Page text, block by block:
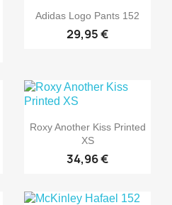
Adidas Logo Pants 152
29,95 €
Roxy Another Kiss Printed
XS
34,96 €